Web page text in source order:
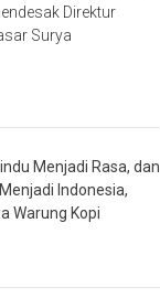
Direktur
Surya
Menjadi Rasa, dan
Indonesia,
Warung Kopi